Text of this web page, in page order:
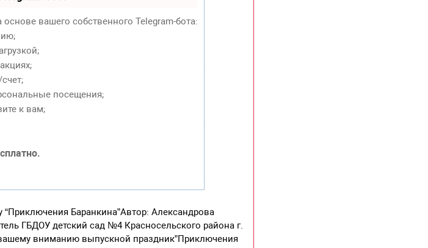
вашего собственного Telegram-бота:
посещения;
к вам;
Баранкина”Автор: Александрова
ГБДОУ детский сад №4 Красносельского района г.
вниманию выпускной праздник”Приключения